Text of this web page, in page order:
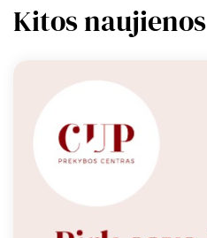
Kitos naujienos